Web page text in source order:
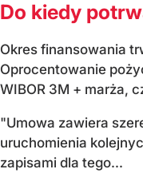
Do kiedy
Okres finansowania
Oprocentowanie
WIBOR 3M + marża,
"Umowa zawiera
uruchomienia
zapisami dla tego...